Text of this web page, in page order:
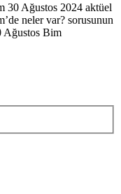
30 Ağustos 2024 aktüel
neler var? sorusunun
Ağustos Bim